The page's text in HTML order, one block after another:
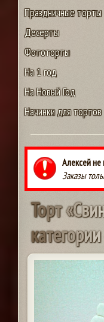
Праздничные торты
Десерты
Фототорты
На 1 год
На Новый Год
Начинки для тортов
Алексей не
Заказы
Торт«Сви
категории